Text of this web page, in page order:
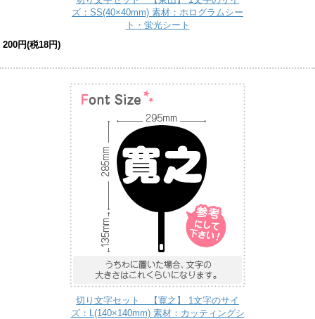
ズ：SS(40×40mm) 素材：ホログラムシー
ト・蛍光シート
200円(税18円)
切り文字セット 【寛之】 1文字のサイ
ズ：L(140×140mm) 素材：カッティングシ